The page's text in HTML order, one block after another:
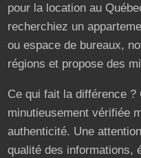
pour la location au
recherchiez un
ou espace de bureaux,
régions et propose des
Ce qui fait la différence ?
minutieusement vérifiée
authenticité. Une
qualité des informations,